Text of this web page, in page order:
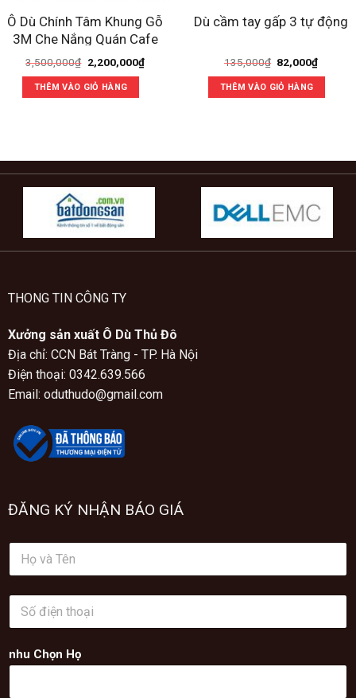
Ô Dù Chính Tâm Khung Gỗ
3M Che Nắng Quán Cafe
3,500,000₫ Giá
gốc
là:
3,500,000₫.
2,200,000₫Giá
hiện
THÊM VÀO GIỎ HÀNG
Dù cầm tay gấp 3 tự động
135,000₫ Giá
gốc
là:
135,000₫.
82,000₫Giá
THÊM VÀO GIỎ HÀNG
THONG TIN CÔNG TY
Xưởng sản xuất Ô Dù Thủ Đô
Địa chỉ: CCN Bát Tràng - TP. Hà Nội
Điện thoại: 0342.639.566
Email: oduthudo@gmail.com
ĐĂNG KÝ NHẬN BÁO GIÁ
H
v
à
ê
*
S
đ
ệ
nhu Chọn Họ